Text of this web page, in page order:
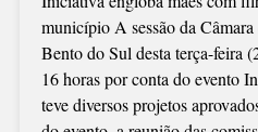
município A sessão da
Bento do Sul desta terça-feira
16 horas por conta do evento
teve diversos projetos